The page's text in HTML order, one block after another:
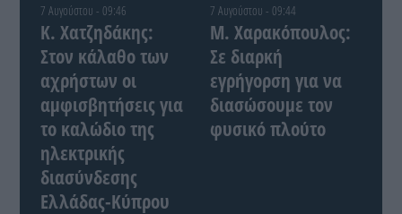
7 Αυγούστου - 09:46
Κ. Χατζηδάκης:
Στον κάλαθο των
αχρήστων οι
αμφισβητήσεις για
το καλώδιο της
ηλεκτρικής
διασύνδεσης
Ελλάδας-Κύπρου
7 Αυγούστου - 09:44
Μ. Χαρακόπουλος:
Σε διαρκή
εγρήγορση για να
διασώσουμε τον
φυσικό πλούτο